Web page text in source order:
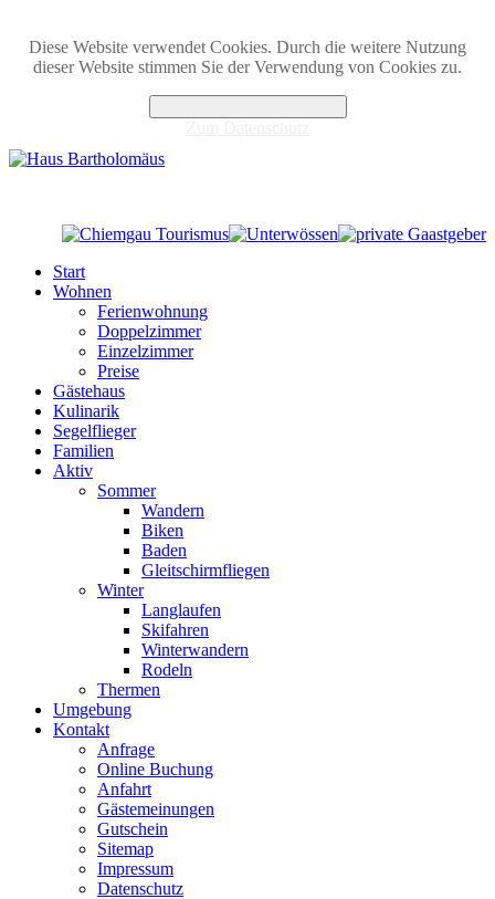
Diese Website verwendet Cookies. Durch die weitere Nutzung
dieser Website stimmen Sie der Verwendung von Cookies zu.
Start
Wohnen
Ferienwohnung
Doppelzimmer
Einzelzimmer
Preise
Gästehaus
Kulinarik
Segelflieger
Familien
Aktiv
Sommer
Wandern
Biken
Baden
Gleitschirmfliegen
Winter
Langlaufen
Skifahren
Winterwandern
Rodeln
Thermen
Umgebung
Kontakt
Anfrage
Online Buchung
Anfahrt
Gästemeinungen
Gutschein
Sitemap
Impressum
Datenschutz